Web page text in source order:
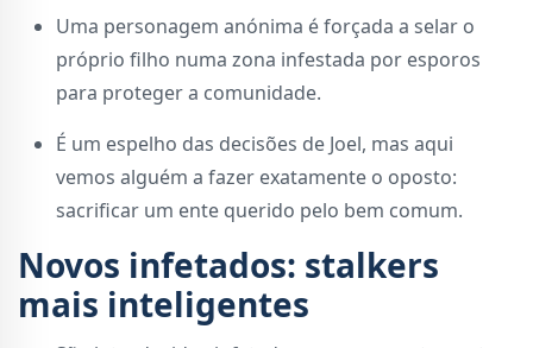
Uma personagem anónima é forçada a selar o
próprio filho numa zona infestada por esporos
para proteger a comunidade.
É um espelho das decisões de Joel, mas aqui
vemos alguém a fazer exatamente o oposto:
sacrificar um ente querido pelo bem comum.
Novos infetados: stalkers
mais inteligentes